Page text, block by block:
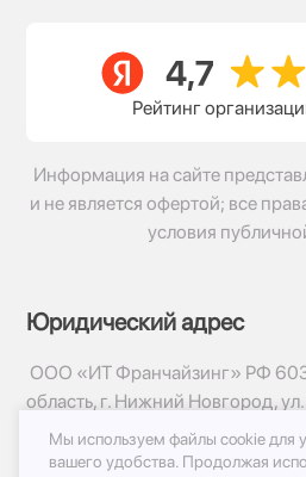
Рейтинг
Информация на сайте
и не является офертой; все
условия
Юридический адрес
ООО «ИТ Франчайзинг» РФ
область, г. Нижний Новгород,
© 2017-2026г, База Цветов
Мы используем файлы cookie для
вашего удобства. Продолжая